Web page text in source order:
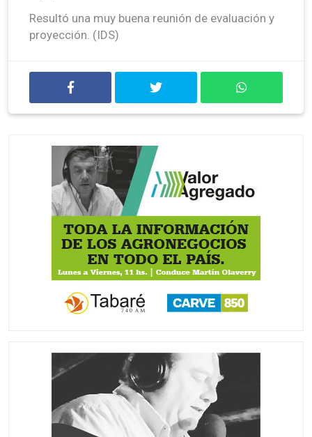
Resultó una muy buena reunión de evaluación y
proyección. (IDS)